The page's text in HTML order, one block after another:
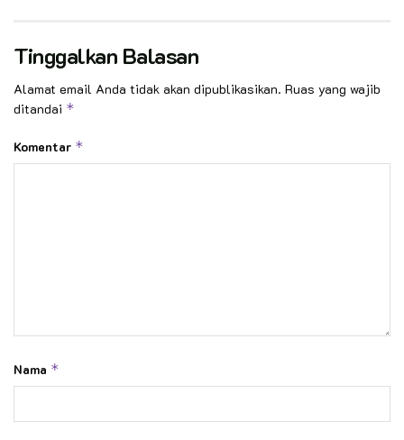
Tinggalkan Balasan
Alamat email Anda tidak akan dipublikasikan. Ruas yang wajib
ditandai *
Komentar *
Nama *